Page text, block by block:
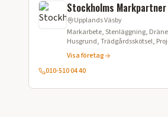
Stockholms Markpartner
Upplands Väsby
Markarbete, Stenläggning,
Husgrund, Trädgårdsskötsel,
Projektledning, Anläggning
Visa företag
010-510 04 40